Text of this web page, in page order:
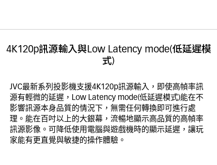
4K120p訊源輸入與Low Latency mode(低延遲模
式)
JVC最新系列投影機支援4K120p訊源輸入，即使高幀率訊
源有輕微的延遲，Low Latency mode(低延遲模式)能在不
影響訊源本身品質的情況下，無需任何轉換即可進行處
理。能在百吋以上的大銀幕，流暢地顯示高品質的高幀率
訊源影像。可降低使用電腦與遊戲機時的顯示延遲，讓玩
家能有更直覺與敏捷的操作體驗。